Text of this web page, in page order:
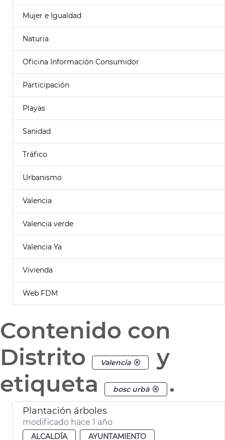
Mujer e Igualdad
Naturia
Oficina Información Consumidor
Participación
Playas
Sanidad
Tráfico
Urbanismo
Valencia
Valencia verde
Valencia Ya
Vivienda
Web FDM
Contenido con
Distrito
Valencia
y
etiqueta
bosc urbà .
Plantación árboles
modificado hace 1 año
ALCALDÍA
AYUNTAMIENTO